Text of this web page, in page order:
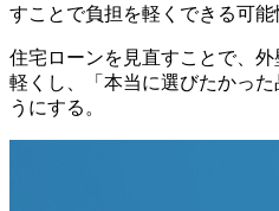
すことで負担を軽くできる可能
住宅ローンを見直すことで、
軽くし、「本当に選びたかっ
うにする。